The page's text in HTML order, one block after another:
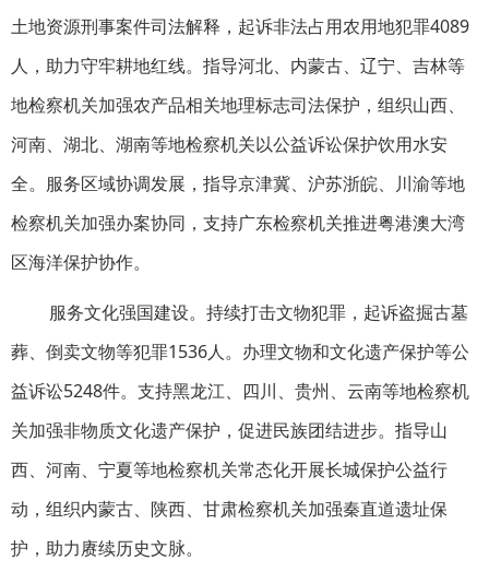
土地资源刑事案件司法解释，起诉非法占用农用地犯罪4089
人，助力守牢耕地红线。指导河北、内蒙古、辽宁、吉林等
地检察机关加强农产品相关地理标志司法保护，组织山西、
河南、湖北、湖南等地检察机关以公益诉讼保护饮用水安
全。服务区域协调发展，指导京津冀、沪苏浙皖、川渝等地
检察机关加强办案协同，支持广东检察机关推进粤港澳大湾
区海洋保护协作。
服务文化强国建设。持续打击文物犯罪，起诉盗掘古墓
葬、倒卖文物等犯罪1536人。办理文物和文化遗产保护等公
益诉讼5248件。支持黑龙江、四川、贵州、云南等地检察机
关加强非物质文化遗产保护，促进民族团结进步。指导山
西、河南、宁夏等地检察机关常态化开展长城保护公益行
动，组织内蒙古、陕西、甘肃检察机关加强秦直道遗址保
护，助力赓续历史文脉。